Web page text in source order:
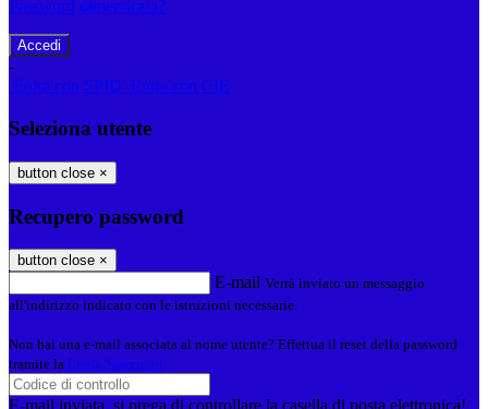
Password dimenticata?
-
Entra con SPID
Entra con CIE
Seleziona utente
button close ×
Recupero password
button close ×
E-mail Verrà inviato un messaggio
all'indirizzo indicato con le istruzioni necessarie.
Non hai una e-mail associata al nome utente? Effettua il reset della password
tramite la Login Spaggiari